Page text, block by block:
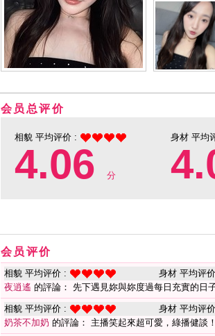
会员总评价
相貌 平均评价 :
4.06 分
身材 平均
会员评价
相貌 平均评价 : 身材 平均评
夜逍遙 的評論： 先下遇見妳與妳度過每日充實的日
相貌 平均评价 : 身材 平均评
奶茶不加奶 的評論： 主播笑起來超可愛，綠播健談